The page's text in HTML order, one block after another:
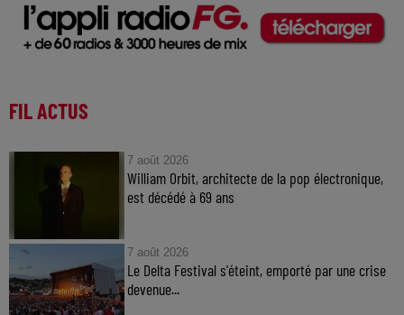
FIL ACTUS
7 août 2026
William Orbit, architecte de la pop électronique,
est décédé à 69 ans
7 août 2026
Le Delta Festival s'éteint, emporté par une crise
devenue...